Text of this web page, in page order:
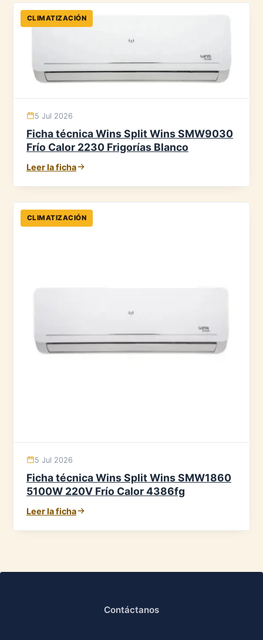
CLIMATIZACIÓN
5 Jul 2026
Ficha técnica Wins Split Wins SMW9030
Frío Calor 2230 Frigorías Blanco
Leer la ficha
CLIMATIZACIÓN
5 Jul 2026
Ficha técnica Wins Split Wins SMW1860
5100W 220V Frío Calor 4386fg
Leer la ficha
Contáctanos